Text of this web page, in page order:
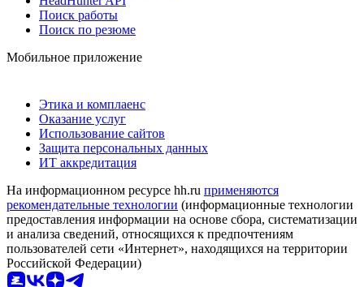
Поиск работы
Поиск по резюме
Мобильное приложение
Этика и комплаенс
Оказание услуг
Использование сайтов
Защита персональных данных
ИТ аккредитация
На информационном ресурсе hh.ru применяются
рекомендательные технологии (информационные технологии
предоставления информации на основе сбора, систематизации
и анализа сведений, относящихся к предпочтениям
пользователей сети «Интернет», находящихся на территории
Российской Федерации)